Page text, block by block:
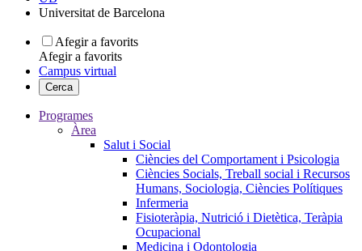
Universitat de Barcelona
Afegir a favorits
Afegir a favorits
Campus virtual
Cerca
Programes
Àrea
Salut i Social
Ciències del Comportament i Psicologia
Ciències Socials, Treball social i Recursos
Humans, Sociologia, Ciències Polítiques
Infermeria
Fisioteràpia, Nutrició i Dietètica, Teràpia
Ocupacional
Medicina i Odontologia